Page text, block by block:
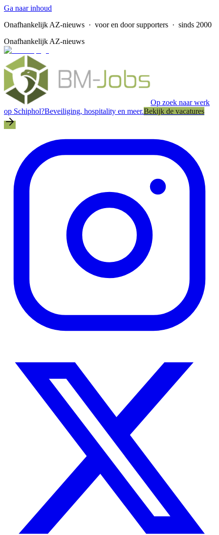
Ga naar inhoud
Onafhankelijk AZ-nieuws · voor en door supporters · sinds 2000
Onafhankelijk AZ-nieuws
Op zoek naar werk
op Schiphol?Beveiliging, hospitality en meer.Bekijk de vacatures